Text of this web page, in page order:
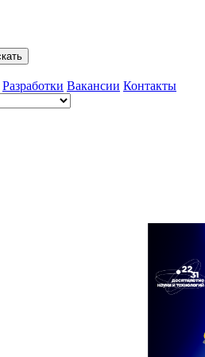
Разработки Вакансии Контакты